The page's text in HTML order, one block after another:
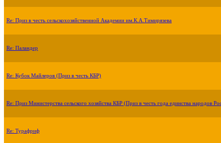
Re: Приз в честь сельскохозяйственной Академии им.К.А.Тимирязева
Re: Паландер
Re: Кубок Майлеров (Приз в честь КБР)
Re: Приз Министерства сельского хозяйства КБР (Приз в честь года единства народов
Re: Турафриф